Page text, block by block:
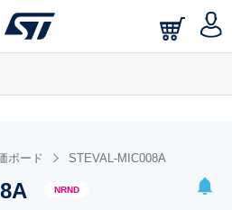
saved searches.
ボード STEVAL-MIC008A
NRND